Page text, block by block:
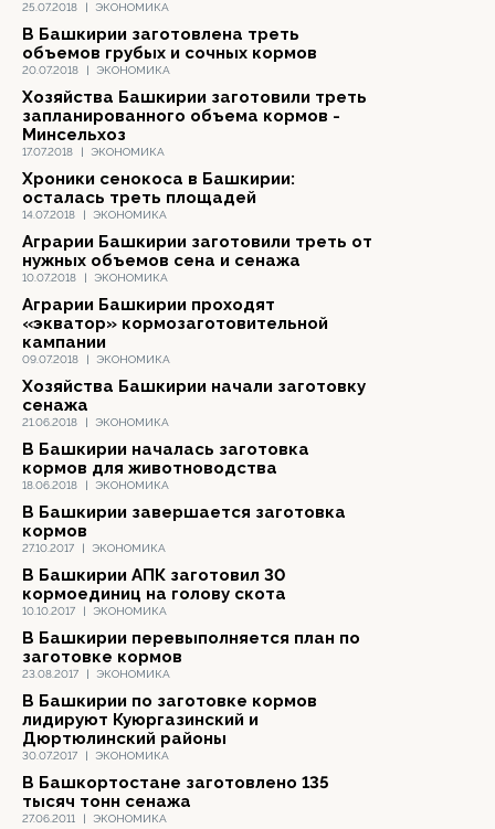
25.07.2018 | ЭКОНОМИКА
20.07.2018 | ЭКОНОМИКА
В Башкирии заготовлена треть
объемов грубых и сочных кормов
17.07.2018 | ЭКОНОМИКА
Хозяйства Башкирии заготовили треть
запланированного объема кормов -
Минсельхоз
14.07.2018 | ЭКОНОМИКА
Хроники сенокоса в Башкирии:
осталась треть площадей
10.07.2018 | ЭКОНОМИКА
Аграрии Башкирии заготовили треть от
нужных объемов сена и сенажа
09.07.2018 | ЭКОНОМИКА
Аграрии Башкирии проходят
«экватор» кормозаготовительной
кампании
21.06.2018 | ЭКОНОМИКА
Хозяйства Башкирии начали заготовку
сенажа
18.06.2018 | ЭКОНОМИКА
В Башкирии началась заготовка
кормов для животноводства
27.10.2017 | ЭКОНОМИКА
В Башкирии завершается заготовка
кормов
10.10.2017 | ЭКОНОМИКА
В Башкирии АПК заготовил 30
кормоединиц на голову скота
23.08.2017 | ЭКОНОМИКА
В Башкирии перевыполняется план по
заготовке кормов
30.07.2017 | ЭКОНОМИКА
В Башкирии по заготовке кормов
лидируют Куюргазинский и
Дюртюлинский районы
27.06.2011 | ЭКОНОМИКА
В Башкортостане заготовлено 135
тысяч тонн сенажа